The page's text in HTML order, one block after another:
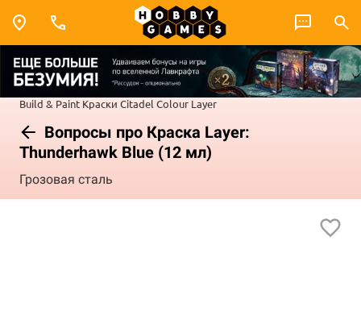
Build & Paint Краски Citadel Colour Layer
Вопросы про Краска Layer:
Thunderhawk Blue (12 мл)
Грозовая сталь